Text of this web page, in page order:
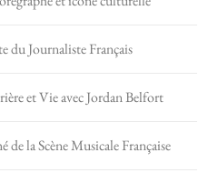
du Journaliste Français
et Vie avec Jordan Belfort
la Scène Musicale Française